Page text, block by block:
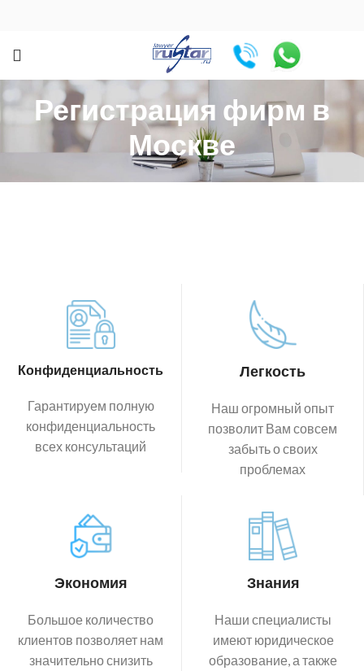
Регистрация фирм в
Москве
Конфиденциальность
Гарантируем полную
конфиденциальность
всех консультаций
Легкость
Наш огромный опыт
позволит Вам совсем
забыть о своих
проблемах
Экономия
Большое количество
клиентов позволяет нам
значительно снизить
Знания
Наши специалисты
имеют юридическое
образование, а также